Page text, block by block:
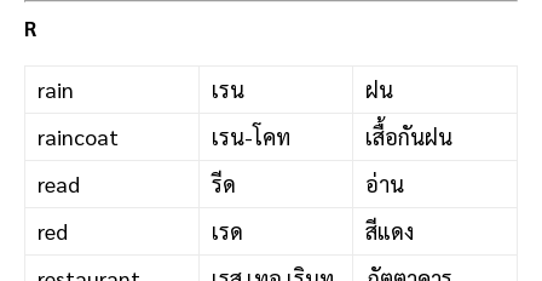
R
rain เรน
ฝน
raincoat
เรน-โคท
เสื้อกันฝน
read
รีด
อ่าน
red
เรด
สีแดง